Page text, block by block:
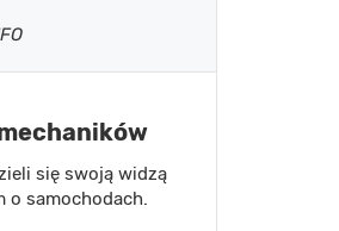
się swoją widzą
o samochodach.